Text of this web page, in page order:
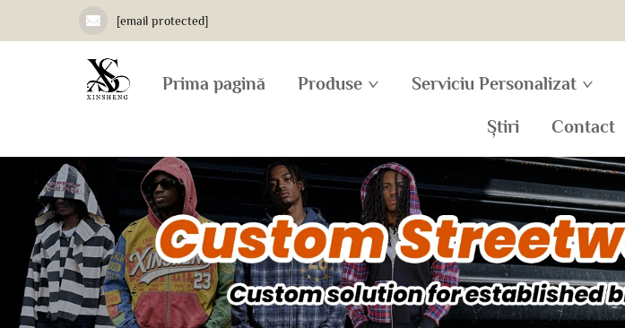
[email protected]
Prima pagină Produse Serviciu Personalizat
Știri Contact